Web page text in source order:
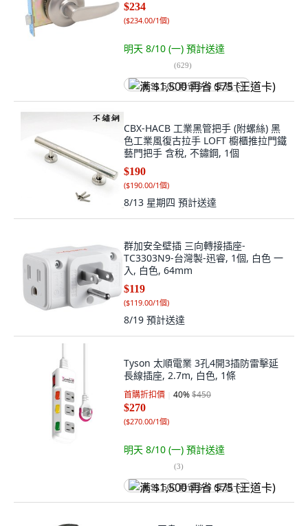
$234
($234.00/1個)
明天 8/10 (一) 預計送達
(629)
满 $1,500 再省 $75 (王道卡)
CBX-HACB 工業黑管把手 (附螺絲) 黑
色工業風復古拉手 LOFT 櫥櫃推拉門鐵
藝門把手 含稅, 不鏽鋼, 1個
$190
($190.00/1個)
8/13 星期四 預計送達
群加安全壁插 三向轉接插座-
TC3303N9-台灣製-迅睿, 1個, 白色 一
入, 白色, 64mm
$119
($119.00/1個)
8/19 預計送達
Tyson 太順電業 3孔4開3插防雷擊延
長線插座, 2.7m, 白色, 1條
首購折扣價 40%$450
$270
($270.00/1個)
明天 8/10 (一) 預計送達
(3)
满 $1,500 再省 $75 (王道卡)